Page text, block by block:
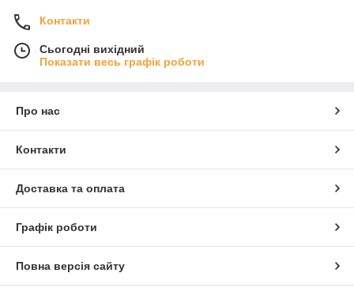
Контакти
Сьогодні вихідний
Показати весь графік роботи
Про нас
Контакти
Доставка та оплата
Графік роботи
Повна версія сайту